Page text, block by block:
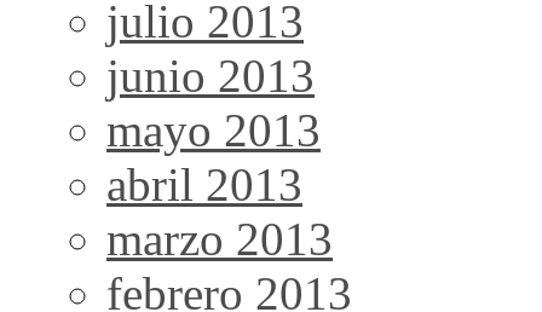
julio 2013
junio 2013
mayo 2013
abril 2013
marzo 2013
febrero 2013